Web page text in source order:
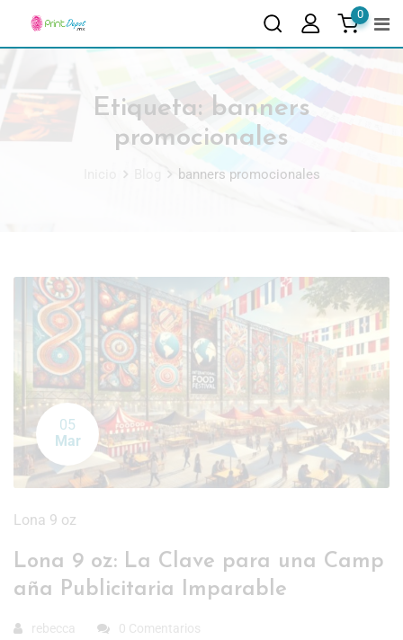
0
Etiqueta: banners
promocionales
banners promocionales
05
Mar
Lona 9 oz
Lona 9 oz: La Clave para una Camp
aña Publicitaria Imparable
rebecca 0 Comentarios